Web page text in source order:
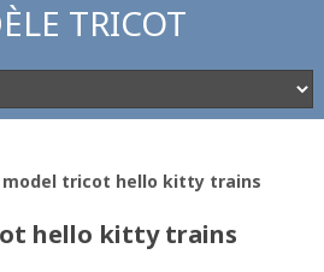
TRICOT
tricot hello kitty trains
hello kitty trains